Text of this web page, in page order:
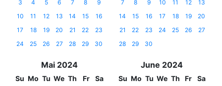
3
4 5 6 7 8
9
10
11 12 13 14 15
16
17
18 19 20 21 22
23
24
25 26 27 28 29 30
7
8 9 10 11 12
13
14
15 16 17 18 19
20
21
22 23 24 25 26
27
28
29 30
Mai 2024
Su Mo Tu We Th Fr Sa
June 2024
Su Mo Tu We Th Fr Sa